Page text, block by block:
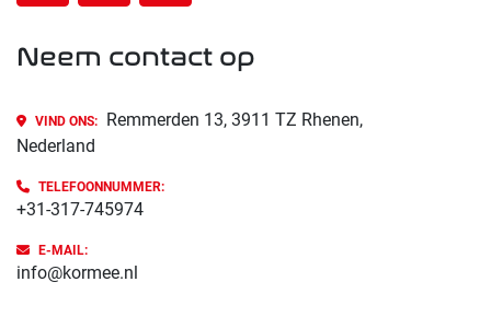
Neem contact op
VIND ONS:
Remmerden 13, 3911 TZ Rhenen,
Nederland
TELEFOONNUMMER:
+31-317-745974
E-MAIL:
info@kormee.nl